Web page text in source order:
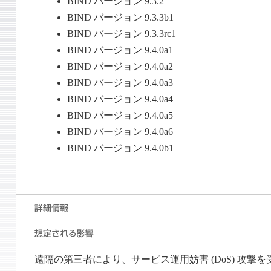
BIND バージョン 9.3.3b1
BIND バージョン 9.3.3rc1
BIND バージョン 9.4.0a1
BIND バージョン 9.4.0a2
BIND バージョン 9.4.0a3
BIND バージョン 9.4.0a4
BIND バージョン 9.4.0a5
BIND バージョン 9.4.0a6
BIND バージョン 9.4.0b1
遠隔の第三者により、サービス運用妨害 (DoS) 攻撃を